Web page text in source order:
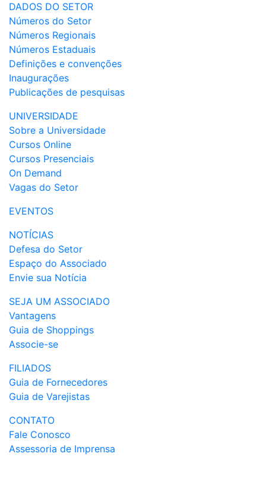
DADOS DO SETOR
Números do Setor
Números Regionais
Números Estaduais
Definições e convenções
Inaugurações
Publicações de pesquisas
UNIVERSIDADE
Sobre a Universidade
Cursos Online
Cursos Presenciais
On Demand
Vagas do Setor
EVENTOS
NOTÍCIAS
Defesa do Setor
Espaço do Associado
Envie sua Notícia
SEJA UM ASSOCIADO
Vantagens
Guia de Shoppings
Associe-se
FILIADOS
Guia de Fornecedores
Guia de Varejistas
CONTATO
Fale Conosco
Assessoria de Imprensa